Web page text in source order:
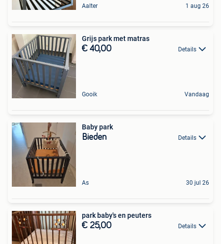
Aalter 1 aug 26
Grijs park met matras
€ 40,00 Details
Gooik Vandaag
Baby park
Bieden Details
As 30 jul 26
park baby's en peuters
€ 25,00 Details